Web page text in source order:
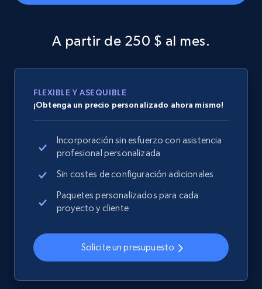
URL, Domain, Country code, Model number,
and more.
2.1K+ 355+ Comenzar ahora
Home Depot US - Discover products by
specified UPC
URL, Domain, Country code, Model number,
Sku, Product id, Product name, Manufacturer,
and more.
355+ Comenzar ahora
A partir de 250 $ al mes.
FLEXIBLE Y ASEQUIBLE
¡Obtenga un precio personalizado ahora mismo!
Incorporación sin esfuerzo con asistencia
profesional personalizada
Sin costes de configuración adicionales
Paquetes personalizados para cada
proyecto y cliente
Solicite un presupuesto